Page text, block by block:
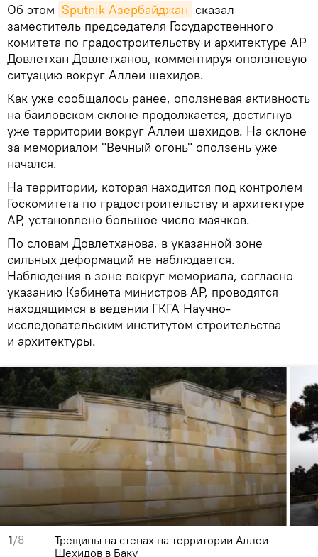
Об этом Sputnik Азербайджан сказал
заместитель председателя Государственного
комитета по градостроительству и архитектуре АР
Довлетхан Довлетханов, комментируя оползневую
ситуацию вокруг Аллеи шехидов.
Как уже сообщалось ранее, оползневая активность
на баиловском склоне продолжается, достигнув
уже территории вокруг Аллеи шехидов. На склоне
за мемориалом "Вечный огонь" оползень уже
начался.
На территории, которая находится под контролем
Госкомитета по градостроительству и архитектуре
АР, установлено большое число маячков.
По словам Довлетханова, в указанной зоне
сильных деформаций не наблюдается.
Наблюдения в зоне вокруг мемориала, согласно
указанию Кабинета министров АР, проводятся
находящимся в ведении ГКГА Научно-
исследовательским институтом строительства
и архитектуры.
1/8
Трещины на стенах на территории Аллеи
Шехидов в Баку